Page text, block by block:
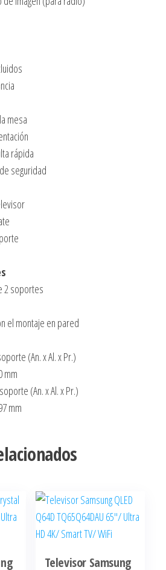
mesa
rápida
seguridad
2 soportes
el montaje en pared
(An. x Al. x Pr.)
mm
(An. x Al. x Pr.)
mm
Televisor Samsung